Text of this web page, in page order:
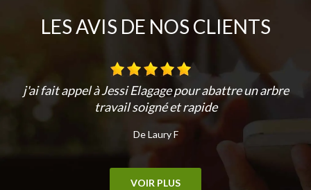
LES AVIS DE NOS CLIENTS
j'ai fait appel à Jessi Elagage pour abattre un arbre
travail soigné et rapide
De Laury F
VOIR PLUS